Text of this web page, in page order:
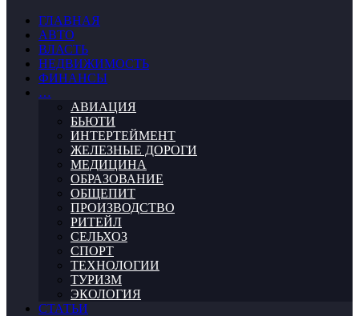
ГЛАВНАЯ
АВТО
ВЛАСТЬ
НЕДВИЖИМОСТЬ
ФИНАНСЫ
…
АВИАЦИЯ
БЬЮТИ
ИНТЕРТЕЙМЕНТ
ЖЕЛЕЗНЫЕ ДОРОГИ
МЕДИЦИНА
ОБРАЗОВАНИЕ
ОБЩЕПИТ
ПРОИЗВОДСТВО
РИТЕЙЛ
СЕЛЬХОЗ
СПОРТ
ТЕХНОЛОГИИ
ТУРИЗМ
ЭКОЛОГИЯ
СТАТЬИ